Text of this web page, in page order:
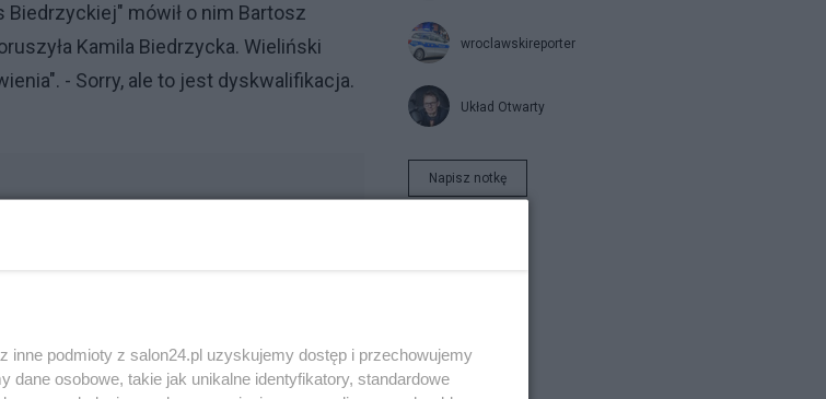
mówił o nim Bartosz
Kamila Biedrzycka. Wieliński
- Sorry, ale to jest dyskwalifikacja.
wroclawskireporter
Układ Otwarty
Napisz notkę
inne podmioty z salon24.pl uzyskujemy dostęp i przechowujemy
dane osobowe, takie jak unikalne identyfikatory, standardowe